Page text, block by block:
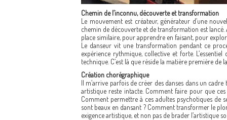
Chemin de l’inconnu, découverte et transformation
Le mouvement est créateur, générateur d’une
chemin de découverte et de transformation est
place similaire, pour apprendre en faisant, pour
Le danseur vit une transformation pendant ce
expérience rythmique, collective et forte.
technique. C’est là que réside la matière première de
Création chorégraphique
Il m’arrive parfois de créer des danses dans un
artistique reste intacte. Comment faire pour que
Comment permettre à ces adultes psychotiques de
sont beaux en dansant ? Comment transformer le
exigence artistique, et non pas de brader l’artistique